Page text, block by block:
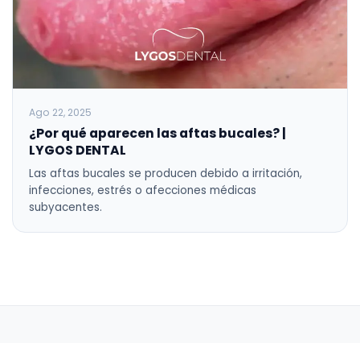
Ago 22, 2025
¿Por qué aparecen las aftas bucales? |
LYGOS DENTAL
Las aftas bucales se producen debido a irritación,
infecciones, estrés o afecciones médicas
subyacentes.